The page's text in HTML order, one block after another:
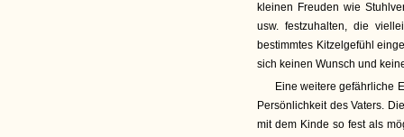
kleinen Freuden wie
usw. festzuhalten, die
bestimmtes Kitzelgefühl
sich keinen Wunsch und
Eine weitere gefährliche
Persönlichkeit des Vaters.
mit dem Kinde so fest als